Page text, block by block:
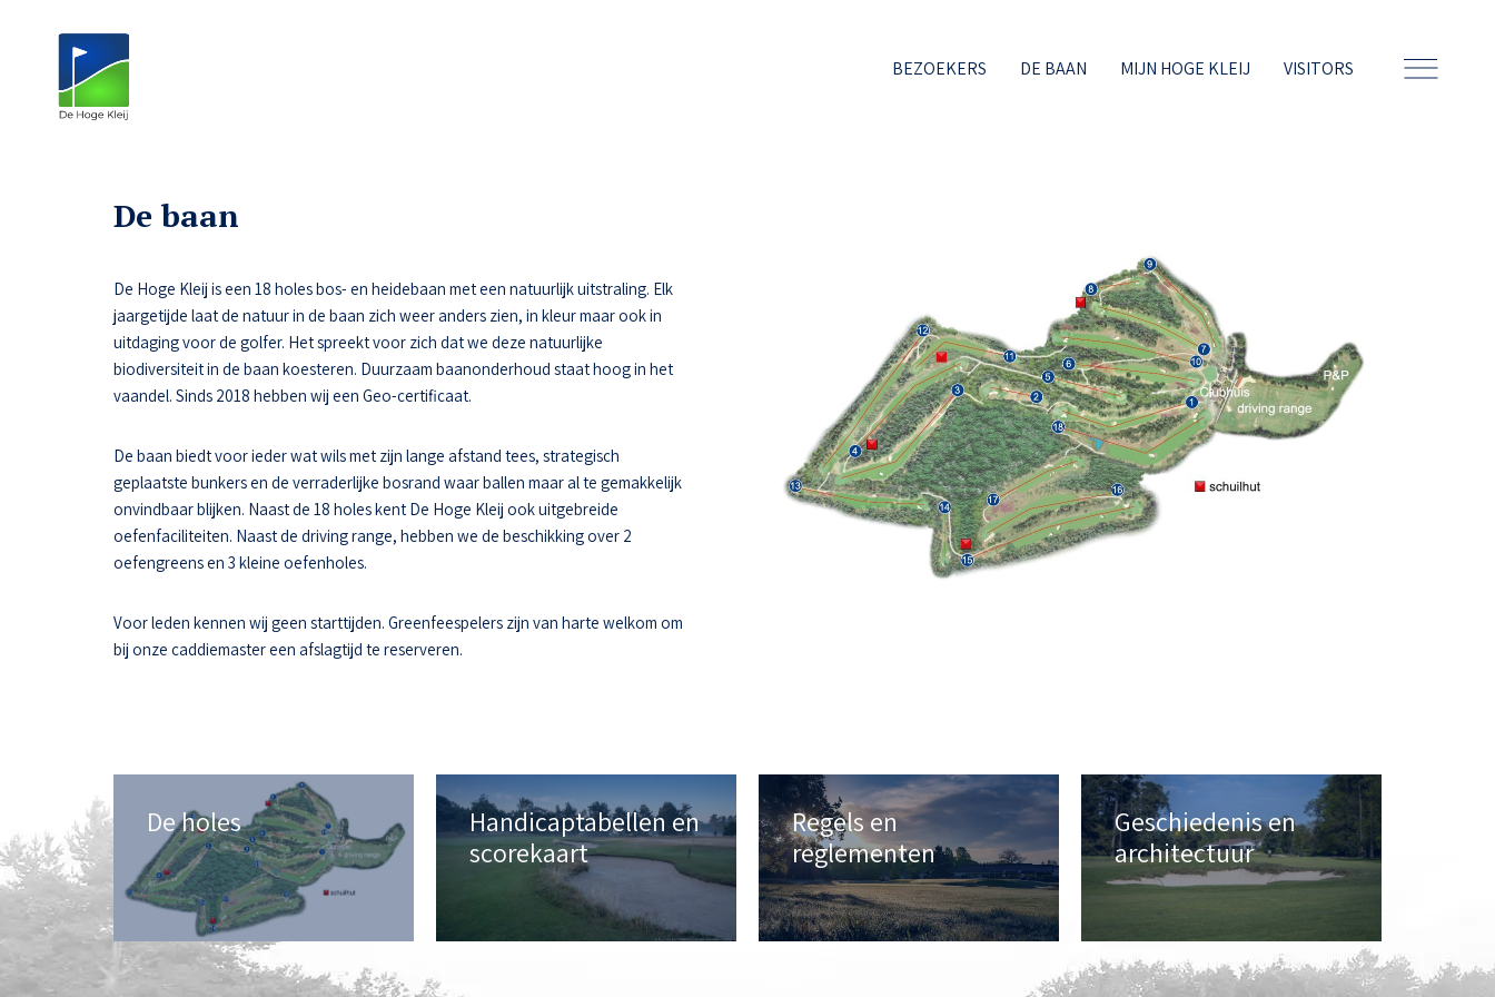
BEZOEKERS DE BAAN MIJN HOGE KLEIJ VISITORS
De baan
De Hoge Kleij is een 18 holes bos- en heidebaan met een natuurlijk uitstraling. Elk
jaargetijde laat de natuur in de baan zich weer anders zien, in kleur maar ook in
uitdaging voor de golfer. Het spreekt voor zich dat we deze natuurlijke
biodiversiteit in de baan koesteren. Duurzaam baanonderhoud staat hoog in het
vaandel. Sinds 2018 hebben wij een Geo-certificaat.
De baan biedt voor ieder wat wils met zijn lange afstand tees, strategisch
geplaatste bunkers en de verraderlijke bosrand waar ballen maar al te gemakkelijk
onvindbaar blijken. Naast de 18 holes kent De Hoge Kleij ook uitgebreide
oefenfaciliteiten. Naast de driving range, hebben we de beschikking over 2
oefengreens en 3 kleine oefenholes.
Voor leden kennen wij geen starttijden. Greenfeespelers zijn van harte welkom om
bij onze caddiemaster een afslagtijd te reserveren.
De holes
Handicaptabellen en
scorekaart
Regels en
reglementen
Geschiedenis en
architectuur